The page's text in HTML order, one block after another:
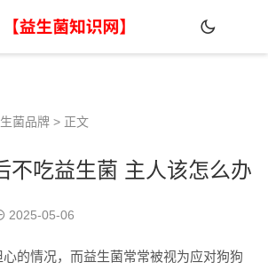
菌品牌 > 正文
不吃益生菌 主人该怎么办
2025-05-06
的情况，而益生菌常常被视为应对狗狗